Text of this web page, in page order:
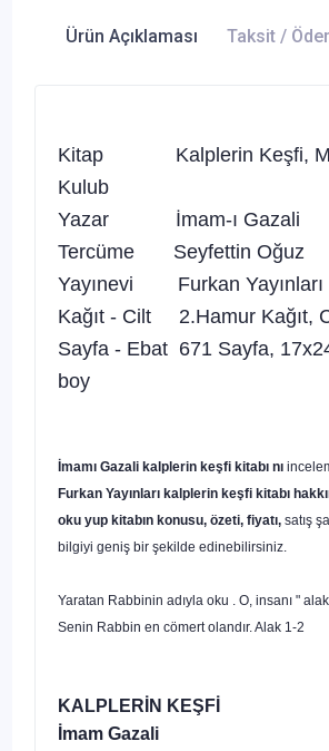
Ürün Açıklaması Taksit /
Kitap Kalplerin Keşfi,
Kulub
Yazar İmam-ı Gazali
Tercüme Seyfettin Oğuz
Yayınevi Furkan Yayınları
Kağıt - Cilt 2.Hamur Kağıt,
Sayfa - Ebat 671 Sayfa,
boy
İmamı Gazali kalplerin keşfi kitabı nı
Furkan Yayınları kalplerin keşfi kitabı
oku yup kitabın konusu, özeti, fiyatı, satış
bilgiyi geniş bir şekilde edinebilirsiniz.
Yaratan Rabbinin adıyla oku . O, insanı "
Senin Rabbin en cömert olandır. Alak 1-2
KALPLERİN KEŞFİ
İmam Gazali